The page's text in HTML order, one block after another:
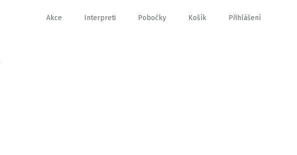
Akce Interpreti Pobočky Košík Přihlášení